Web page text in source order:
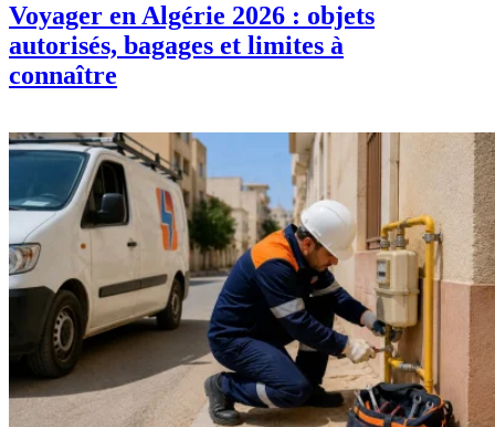
Voyager en Algérie 2026 : objets
autorisés, bagages et limites à
connaître